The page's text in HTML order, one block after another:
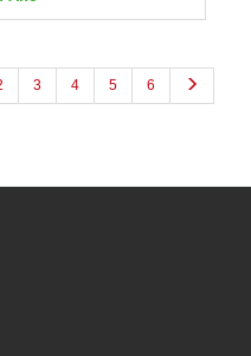
3 4 5 6